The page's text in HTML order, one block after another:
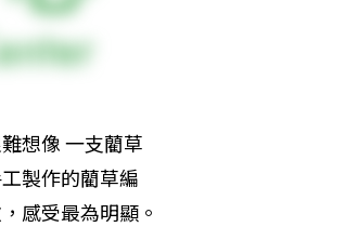
想像 一支藺草
製作的藺草編
感受最為明顯。